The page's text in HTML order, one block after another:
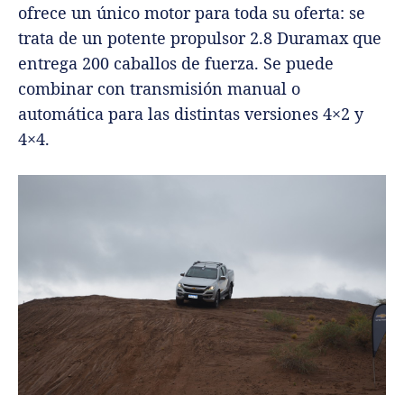
ofrece un único motor para toda su oferta: se
trata de un potente propulsor 2.8 Duramax que
entrega 200 caballos de fuerza. Se puede
combinar con transmisión manual o
automática para las distintas versiones 4×2 y
4×4.